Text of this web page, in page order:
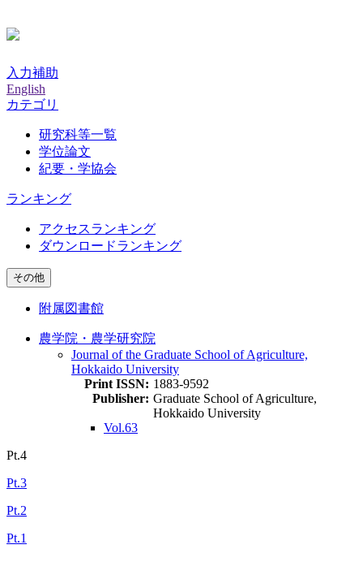
入力補助
English
カテゴリ
研究科等一覧
学位論文
紀要・学協会
ランキング
アクセスランキング
ダウンロードランキング
その他
附属図書館
農学院・農学研究院
Journal of the Graduate School of Agriculture,
Hokkaido University
Print ISSN: 1883-9592
Publisher: Graduate School of Agriculture,
Hokkaido University
Vol.63
Pt.4
Pt.3
Pt.2
Pt.1